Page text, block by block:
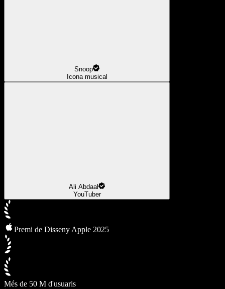
Snoop
Icona musical
Ali Abdaal
YouTuber
Premi de Disseny Apple 2025
Més de 50 M d'usuaris